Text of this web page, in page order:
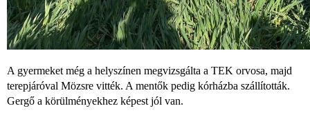
A gyermeket még a helyszínen megvizsgálta a TEK orvosa, majd
terepjáróval Mözsre vitték. A mentők pedig kórházba szállították.
Gergő a körülményekhez képest jól van.